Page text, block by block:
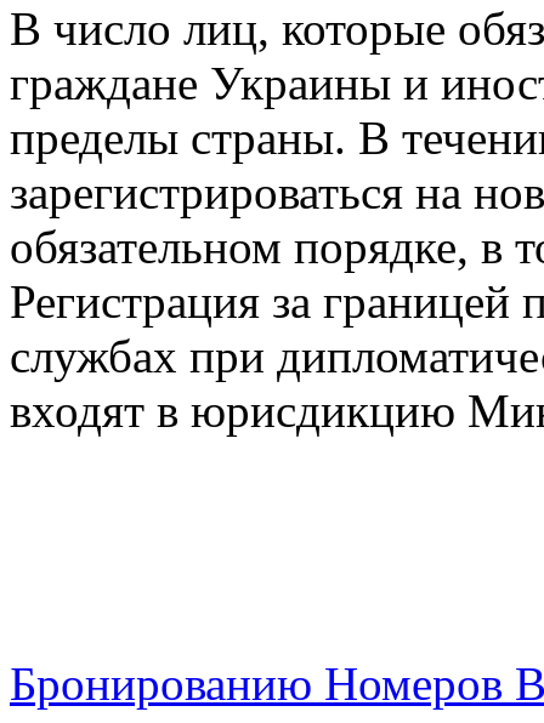
В число лиц, которые
граждане Украины и
пределы страны. В
зарегистрироваться на
обязательном порядке, в
Регистрация за границей
службах при
входят в юрисдикцию
Бронированию Номеров